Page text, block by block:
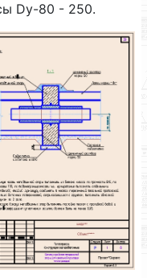
Dу-80 - 250.